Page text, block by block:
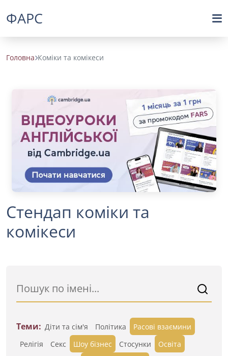
ФАРС
Головна Коміки та комікеси
Стендап коміки та
комікеси
Теми: Діти та сім'я Політика
Расові взаємини
Релігія
Секс Шоу бізнес Стосунки
Освіта